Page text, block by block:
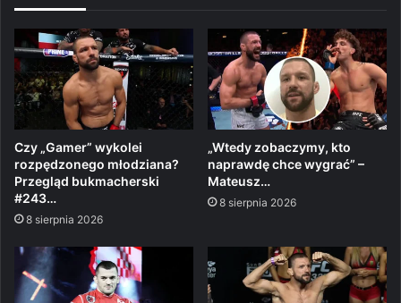
Czy „Gamer” wykolei
rozpędzonego młodziana?
Przegląd bukmacherski
#243…
8 sierpnia 2026
„Wtedy zobaczymy, kto
naprawdę chce wygrać” –
Mateusz…
8 sierpnia 2026